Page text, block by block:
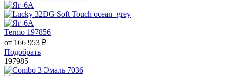
Termo 197856
от 166 953 ₽
Подобрать
197985